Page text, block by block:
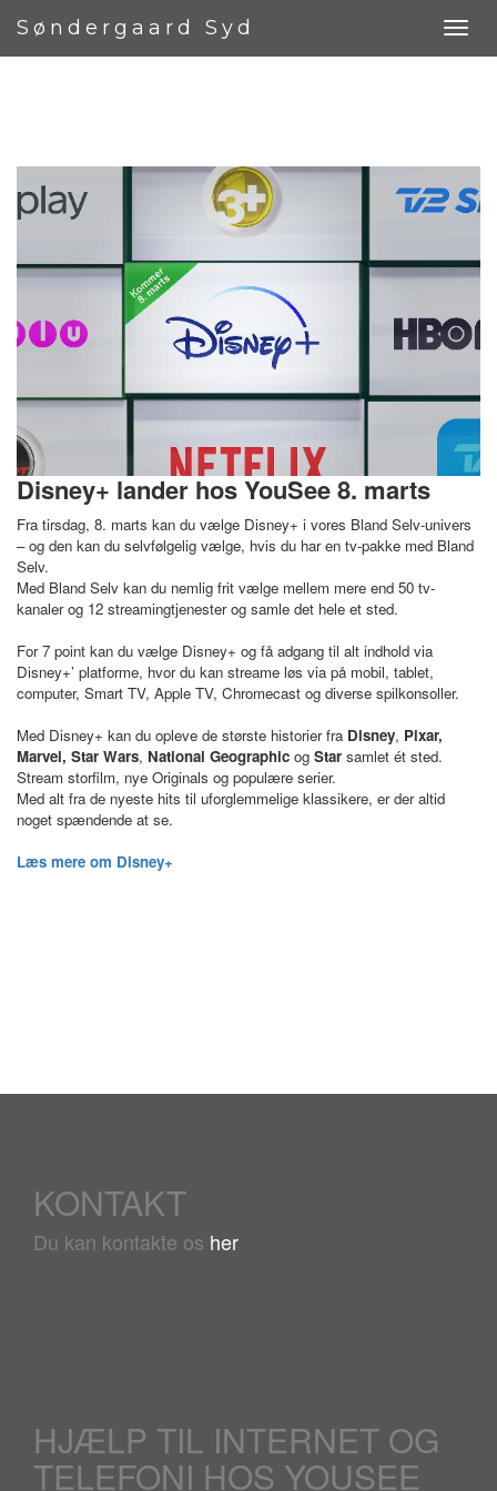
Søndergaard Syd
Disney+ lander hos YouSee 8. marts
Fra tirsdag, 8. marts kan du vælge Disney+ i vores Bland Selv-univers
– og den kan du selvfølgelig vælge, hvis du har en tv-pakke med Bland
Selv.
Med Bland Selv kan du nemlig frit vælge mellem mere end 50 tv-
kanaler og 12 streamingtjenester og samle det hele et sted.
For 7 point kan du vælge Disney+ og få adgang til alt indhold via
Disney+’ platforme, hvor du kan streame løs via på mobil, tablet,
computer, Smart TV, Apple TV, Chromecast og diverse spilkonsoller.
Med Disney+ kan du opleve de største historier fra Disney, Pixar,
Marvel, Star Wars, National Geographic og Star samlet ét sted.
Stream storfilm, nye Originals og populære serier.
Med alt fra de nyeste hits til uforglemmelige klassikere, er der altid
noget spændende at se.
Læs mere om Disney+
KONTAKT
Du kan kontakte os her
HJÆLP TIL INTERNET OG
TELEFONI HOS YOUSEE